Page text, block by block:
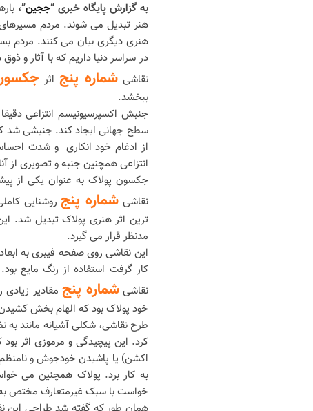
به گزارش پایگاه خبری “ججین”،
هنر تبدیل می شوند. مردم مسیرهای
هنری دیگری بیان می کنند. مردم
در سراسر دنیا داریم که با آثار و
نقاشیشماره پنج اثر
ببخشد.
جنبش اکسپرسیونیسم انتزاعی
سطح جهانی ایجاد کند. جنبشی شد
از ادغام خود انکاری و شدت
انتزاعی همچنین جنبه و تصویری
نقاشی شماره پنجروشنایی
ترین اثر هنری پولاک تبدیل شد.
مدنظر قرار می گیرد.
کار گرفت استفاده از رنگ مایع
نقاشیشماره پنج مقادیر
خود پولاک بود که الهام بخش
طرح نقاشی، شکلی آشیانه مانند به
کرد. این پیچیدگی و مرموزی اثر
اکشن) یا پاشیدن خودجوش و
به کار برد. پولاک همچنین می
خواست با سبک غیرمتعارف مختص